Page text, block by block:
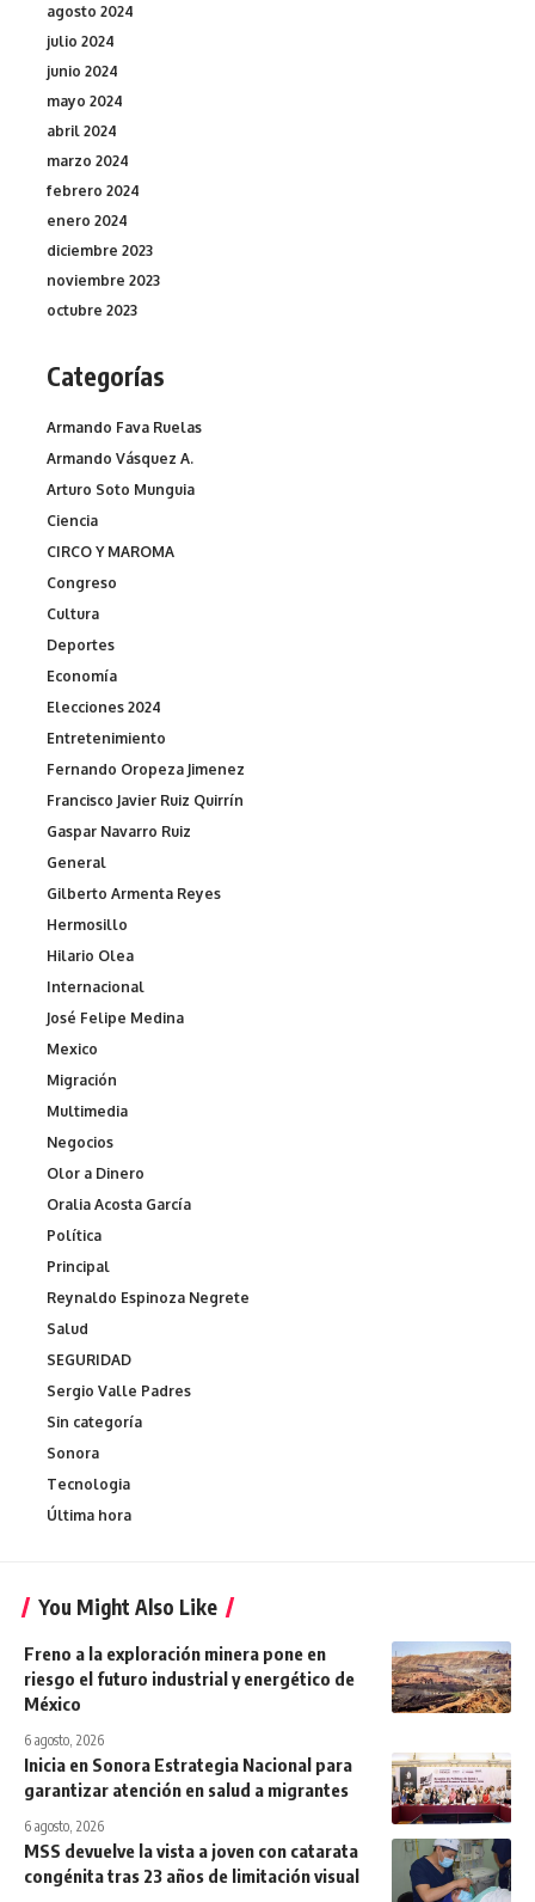
agosto 2024
julio 2024
junio 2024
mayo 2024
abril 2024
marzo 2024
febrero 2024
enero 2024
diciembre 2023
noviembre 2023
octubre 2023
Categorías
Armando Fava Ruelas
Armando Vásquez A.
Arturo Soto Munguia
Ciencia
CIRCO Y MAROMA
Congreso
Cultura
Deportes
Economía
Elecciones 2024
Entretenimiento
Fernando Oropeza Jimenez
Francisco Javier Ruiz Quirrín
Gaspar Navarro Ruiz
General
Gilberto Armenta Reyes
Hermosillo
Hilario Olea
Internacional
José Felipe Medina
Mexico
Migración
Multimedia
Negocios
Olor a Dinero
Oralia Acosta García
Política
Principal
Reynaldo Espinoza Negrete
Salud
SEGURIDAD
Sergio Valle Padres
Sin categoría
Sonora
Tecnologia
Última hora
You Might Also Like
Freno a la exploración minera pone en
riesgo el futuro industrial y energético de
México
6 agosto, 2026
Inicia en Sonora Estrategia Nacional para
garantizar atención en salud a migrantes
6 agosto, 2026
MSS devuelve la vista a joven con catarata
congénita tras 23 años de limitación visual